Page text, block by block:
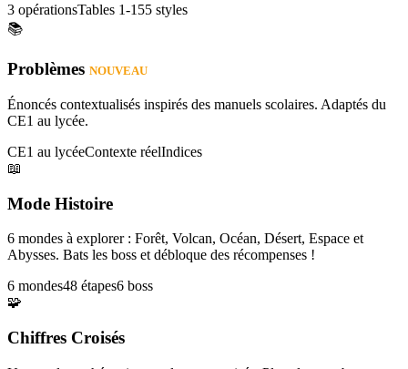
3 opérationsTables 1-155 styles
📚
Problèmes NOUVEAU
Énoncés contextualisés inspirés des manuels scolaires. Adaptés du
CE1 au lycée.
CE1 au lycéeContexte réelIndices
📖
Mode Histoire
6 mondes à explorer : Forêt, Volcan, Océan, Désert, Espace et
Abysses. Bats les boss et débloque des récompenses !
6 mondes48 étapes6 boss
🧩
Chiffres Croisés